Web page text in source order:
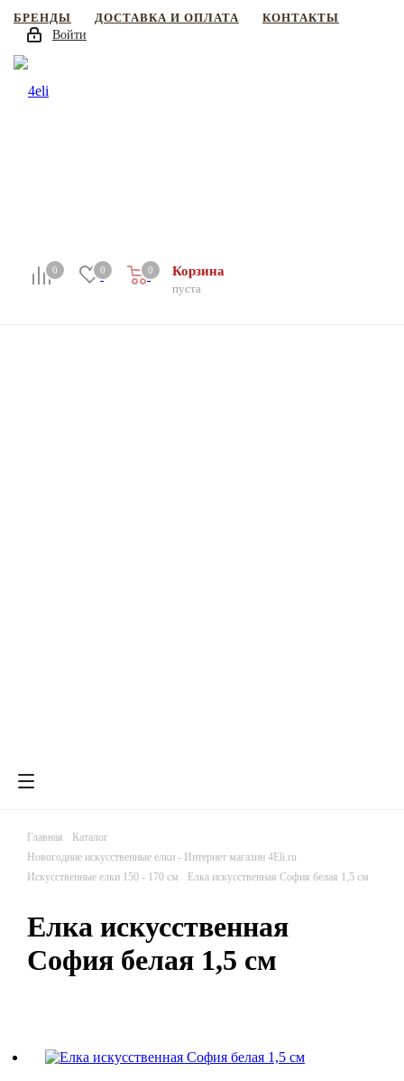
БРЕНДЫ ДОСТАВКА И ОПЛАТА
КОНТАКТЫ
Войти
0 0 Корзина
пуста
0
Главная
Каталог
Новогодние искусственные елки - Интернет магазин 4Eli.ru
Искусственные елки 150 - 170 см
Елка искусственная София белая 1,5 см
Елка искусственная
София белая 1,5 см